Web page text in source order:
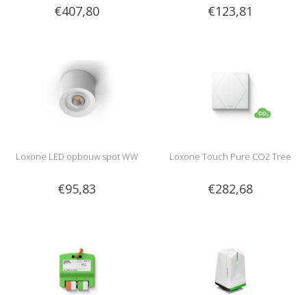
€407,80 €123,81
Loxone LED opbouw spot WW
€95,83
Loxone Touch Pure CO2 Tree
€282,68